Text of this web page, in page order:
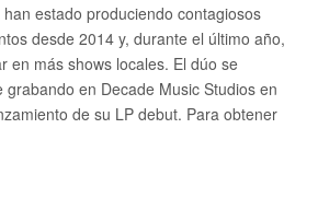
estado produciendo contagiosos
desde 2014 y, durante el último año,
en más shows locales. El dúo se
en Decade Music Studios en
de su LP debut. Para obtener